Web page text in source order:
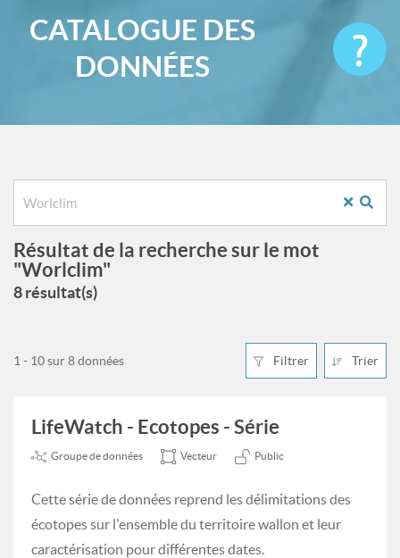
CATALOGUE DES
DONNÉES
Résultat de la recherche sur le mot
"Worlclim"
8 résultat(s)
Filtrer Trier
1 - 10 sur 8 données
LifeWatch - Ecotopes - Série
Groupe de données Vecteur Public
Cette série de données reprend les délimitations des
écotopes sur l'ensemble du territoire wallon et leur
caractérisation pour différentes dates.